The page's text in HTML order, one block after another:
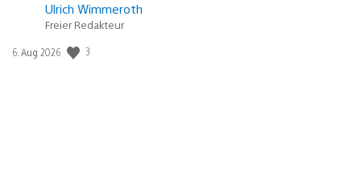
Ulrich Wimmeroth
Freier Redakteur
Veröffentlichungsdatum:
6. Aug 2026 3